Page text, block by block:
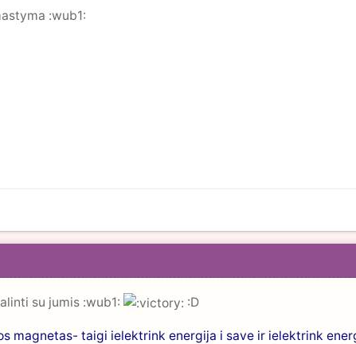
:wub1:
su jumis :wub1: :D
magnetas- taigi ielektrink energija i save ir ielektrink